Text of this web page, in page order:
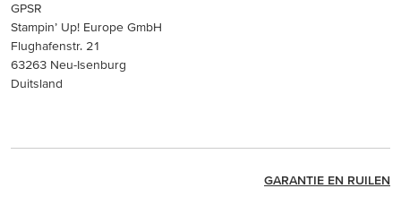
GPSR
Stampin’ Up! Europe GmbH
Flughafenstr. 21
63263 Neu-Isenburg
Duitsland
GARANTIE EN RUILEN